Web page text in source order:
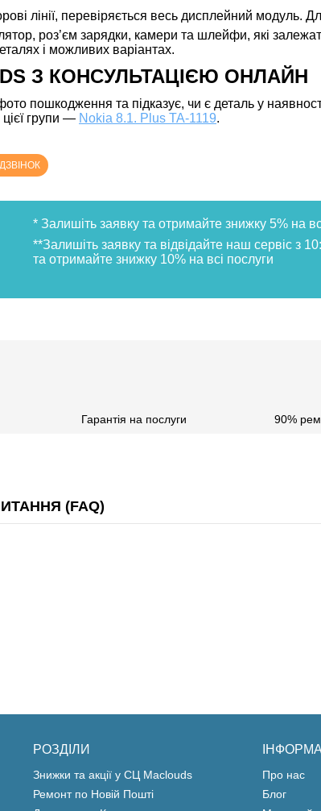
лінії, перевіряється весь дисплейний модуль.
роз’єм зарядки, камери та шлейфи, які залежать
і можливих варіантах.
З КОНСУЛЬТАЦІЄЮ ОНЛАЙН
пошкодження та підказує, чи є деталь у
групи — Nokia 8.1. Plus TA-1119.
* Залишіть заявку та отримайте знижку 5% на
**Залишіть заявку та відвідайте наш сервіс з
та отримайте знижку 10% на всі послуги
Гарантія на послуги 90%
(FAQ)
РОЗДІЛИ
Знижки та акції у СЦ Maclouds
Ремонт по Новій Пошті
Про нас
Блог